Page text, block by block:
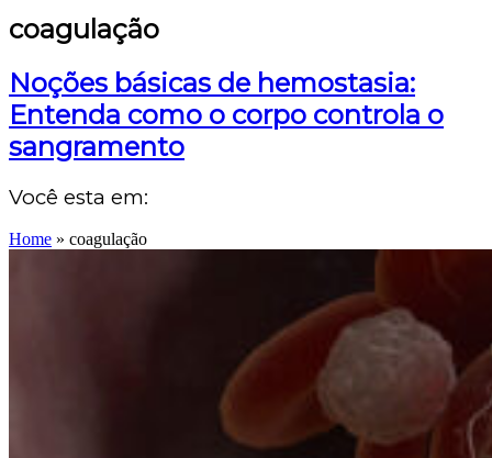
coagulação
Noções básicas de hemostasia:
Entenda como o corpo controla o
sangramento
Você esta em:
Home » coagulação